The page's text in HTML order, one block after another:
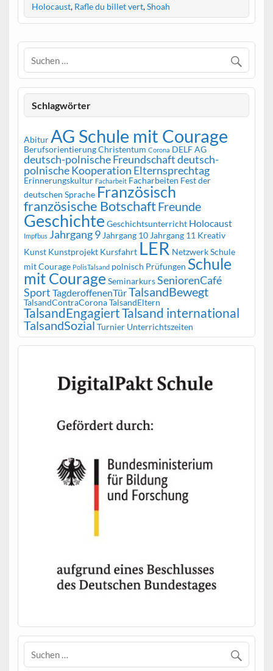
Holocaust, Rafle du billet vert,Shoah
Schlagwörter
Abitur AG Schule mit Courage
BerufsorientierungChristentum Corona DELF AG
deutsch-polnische Freundschaftdeutsch-
polnische Kooperation Elternsprechtag
Erinnerungskultur Facharbeit Facharbeiten Fest der
deutschen Sprache Französisch
französische BotschaftFreunde
Geschichte Geschichtsunterricht Holocaust
Impfbus Jahrgang 9 Jahrgang 10 Jahrgang 11 Kreativ
Kunst Kunstprojekt Kursfahrt LER Netzwerk Schule
mit Courage PolisTalsand polnisch Prüfungen Schule
mit Courage SeminarkursSeniorenCafé
Sport TagderoffenenTürTalsandBewegt
TalsandContraCoronaTalsandEltern
TalsandEngagiertTalsand international
TalsandSozial Turnier Unterrichtszeiten